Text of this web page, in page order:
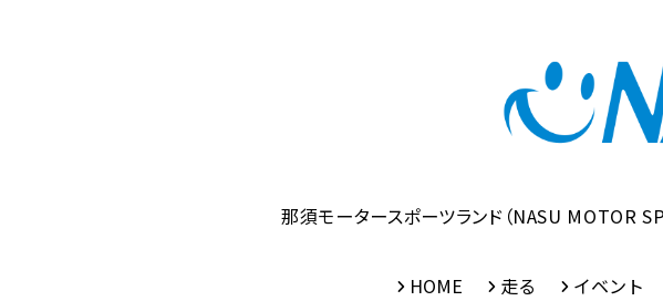
那須モータースポーツランド （NASU MOTOR
HOME 走る イベント